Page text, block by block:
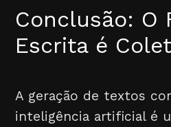
Conclusão: O
Escrita é
A geração de textos
inteligência artificial é